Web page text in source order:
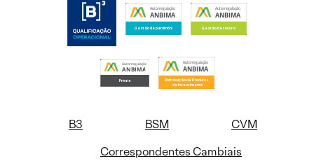
B3 BSM
CVM
Correspondentes Cambiais